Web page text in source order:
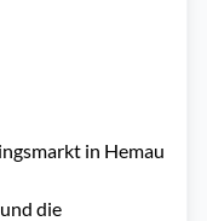
in Hemau
die